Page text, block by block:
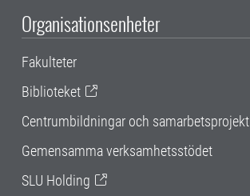
Organisationsenheter
Fakulteter
Biblioteket
Centrumbildningar och samarbetsprojekt
Gemensamma verksamhetsstödet
SLU Holding